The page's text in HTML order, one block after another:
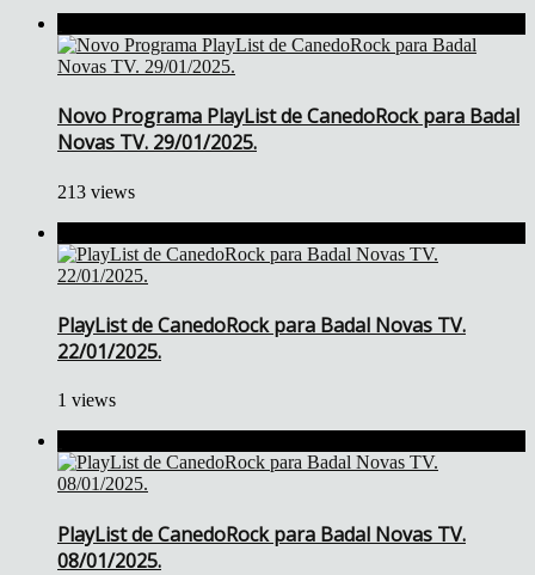
Novo Programa PlayList de CanedoRock para Badal
Novas TV. 29/01/2025.
213 views
PlayList de CanedoRock para Badal Novas TV.
22/01/2025.
1 views
PlayList de CanedoRock para Badal Novas TV.
08/01/2025.